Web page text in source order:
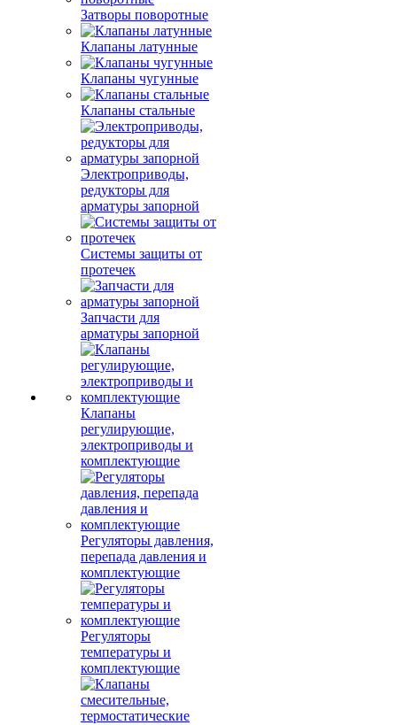
Затворы поворотные
Клапаны латунные
Клапаны чугунные
Клапаны стальные
Электроприводы,
редукторы для
арматуры запорной
Системы защиты от
протечек
Запчасти для
арматуры запорной
Клапаны
регулирующие,
электроприводы и
комплектующие
Регуляторы давления,
перепада давления и
комплектующие
Регуляторы
температуры и
комплектующие